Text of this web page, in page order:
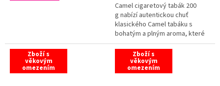
5
hvězdiček.
Camel cigaretový tabák 200
g nabízí autentickou chuť
klasického Camel tabáku s
bohatým a plným aroma, které
uspokojí každého milovníka
výrazného tabáku. Tento tabák
Zboží s
věkovým
omezením
Zboží s
věkovým
omezením